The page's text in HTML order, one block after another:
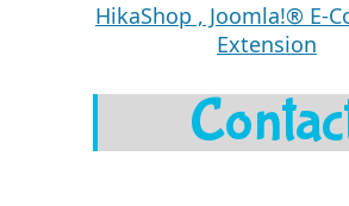
HikaShop , Joomla!® E-
Extension